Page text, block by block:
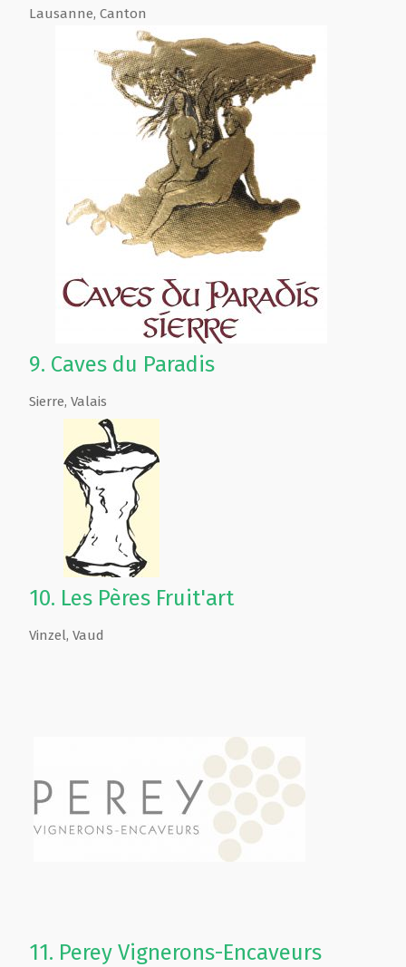
Lausanne, Canton
9. Caves du Paradis
Sierre, Valais
10. Les Pères Fruit'art
Vinzel, Vaud
11. Perey Vignerons-Encaveurs